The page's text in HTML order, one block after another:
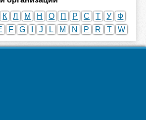
К Л М Н О П Р С Т У
Ф
F G J L M N P R T W